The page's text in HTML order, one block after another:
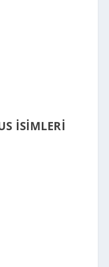
İSIMLERI